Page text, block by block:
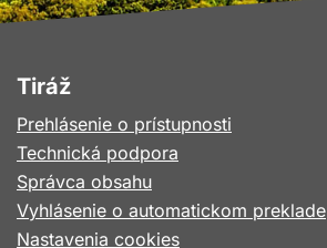
Tiráž
Prehlásenie o prístupnosti
Technická podpora
Správca obsahu
Vyhlásenie o automatickom preklade
Nastavenia cookies